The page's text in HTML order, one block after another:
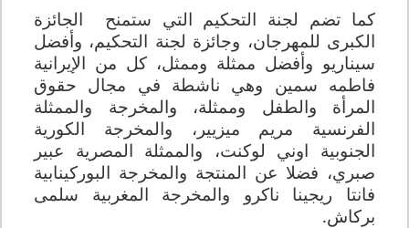
كما تضم لجنة التحكيم التي ستمنح
الجائزة
الكبرى للمهرجان، وجائزة لجنة التحكيم، وأفضل
سيناريو وأفضل ممثلة وممثل، كل من الإيرانية
فاطمه سمين وهي ناشطة في مجال حقوق
المرأة والطفل وممثلة، والمخرجة والممثلة
الفرنسية مريم ميزيير، والمخرجة الكورية
الجنوبية اوني لوكنت، والممثلة المصرية عبير
صبري، فضلا عن المنتجة والمخرجة البوركينابية
فانتا ريجينا ناكرو والمخرجة المغربية سلمى
بركاش.